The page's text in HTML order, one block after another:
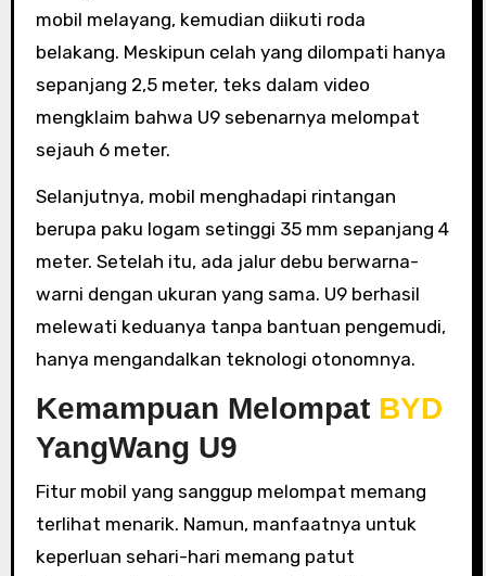
mobil melayang, kemudian diikuti roda
belakang. Meskipun celah yang dilompati hanya
sepanjang 2,5 meter, teks dalam video
mengklaim bahwa U9 sebenarnya melompat
sejauh 6 meter.
Selanjutnya, mobil menghadapi rintangan
berupa paku logam setinggi 35 mm sepanjang 4
meter. Setelah itu, ada jalur debu berwarna-
warni dengan ukuran yang sama. U9 berhasil
melewati keduanya tanpa bantuan pengemudi,
hanya mengandalkan teknologi otonomnya.
Kemampuan Melompat BYD
YangWang U9
Fitur mobil yang sanggup melompat memang
terlihat menarik. Namun, manfaatnya untuk
keperluan sehari-hari memang patut